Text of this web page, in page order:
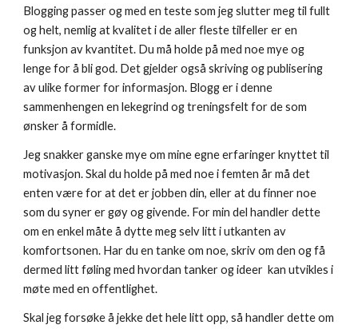
Blogging passer og med en teste som jeg slutter meg til fullt
og helt, nemlig at kvalitet i de aller fleste tilfeller er en
funksjon av kvantitet. Du må holde på med noe mye og
lenge for å bli god. Det gjelder også skriving og publisering
av ulike former for informasjon. Blogg er i denne
sammenhengen en lekegrind og treningsfelt for de som
ønsker å formidle.
Jeg snakker ganske mye om mine egne erfaringer knyttet til
motivasjon. Skal du holde på med noe i femten år må det
enten være for at det er jobben din, eller at du finner noe
som du syner er gøy og givende. For min del handler dette
om en enkel måte å dytte meg selv litt i utkanten av
komfortsonen. Har du en tanke om noe, skriv om den og få
dermed litt føling med hvordan tanker og ideer  kan utvikles i
møte med en offentlighet.
Skal jeg forsøke å jekke det hele litt opp, så handler dette om